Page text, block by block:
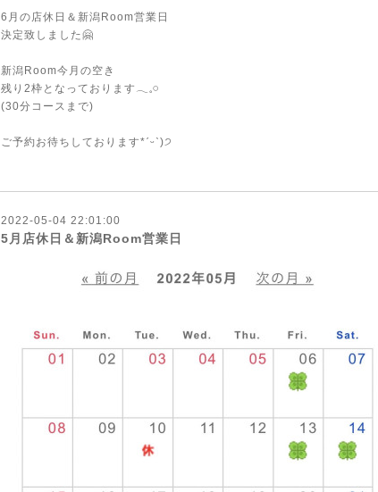
6月の店休日＆新潟Room営業日
決定致しました🤗
新潟Room今月の空き
残り2枠となっております𓂃𓈒𓏸
(30分コースまで)
ご予約お待ちしております*ˊᵕˋ)੭
2022-05-04 22:01:00
5月店休日＆新潟Room営業日